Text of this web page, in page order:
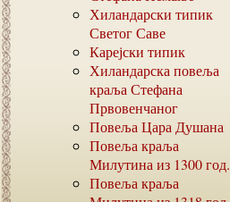
Хиландарски типик
Светог Саве
Карејски типик
Хиландарска повеља
краља Стефана
Првовенчаног
Повеља Цара Душана
Повеља краља
Милутина из 1300год.
Повеља краља